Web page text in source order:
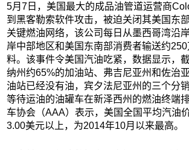
5月7日，美国最大的成品油管道运营商
到黑客勒索软件攻击，被迫关闭其美国东
关键燃油网络，该公司每日从墨西哥湾沿
岸中部地区和美国东南部消费者输送约
料。该事件令美国汽油吃紧，数据显示，
纳州约65%的加油站、弗吉尼亚州和佐治
油站已经没有油，宾夕法尼亚州的三个分
等待运油的油罐车在新泽西州的燃油终端
车协会（AAA）表示，美国全国平均汽油
3.00美元以上，为2014年10月以来最高。